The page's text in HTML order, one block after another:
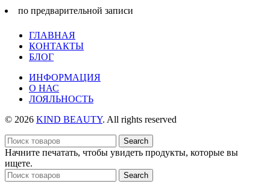
по предварительной записи
ГЛАВНАЯ
КОНТАКТЫ
БЛОГ
ИНФОРМАЦИЯ
О НАС
ЛОЯЛЬНОСТЬ
© 2026 KIND BEAUTY. All rights reserved
Search
Начните печатать, чтобы увидеть продукты, которые вы
ищете.
Search